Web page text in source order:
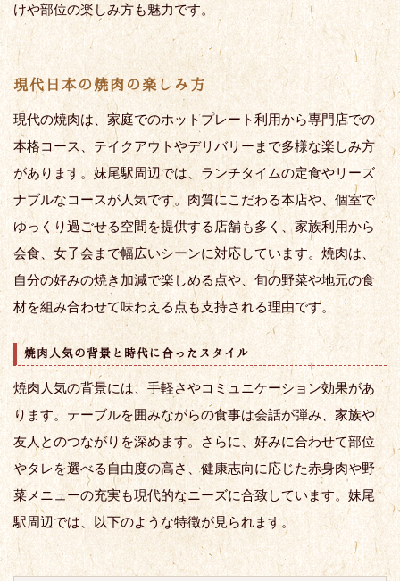
けや部位の楽しみ方も魅力です。
現代日本の焼肉の楽しみ方
現代の焼肉は、家庭でのホットプレート利用から専門店での
本格コース、テイクアウトやデリバリーまで多様な楽しみ方
があります。妹尾駅周辺では、ランチタイムの定食やリーズ
ナブルなコースが人気です。肉質にこだわる本店や、個室で
ゆっくり過ごせる空間を提供する店舗も多く、家族利用から
会食、女子会まで幅広いシーンに対応しています。焼肉は、
自分の好みの焼き加減で楽しめる点や、旬の野菜や地元の食
材を組み合わせて味わえる点も支持される理由です。
焼肉人気の背景と時代に合ったスタイル
焼肉人気の背景には、手軽さやコミュニケーション効果があ
ります。テーブルを囲みながらの食事は会話が弾み、家族や
友人とのつながりを深めます。さらに、好みに合わせて部位
やタレを選べる自由度の高さ、健康志向に応じた赤身肉や野
菜メニューの充実も現代的なニーズに合致しています。妹尾
駅周辺では、以下のような特徴が見られます。